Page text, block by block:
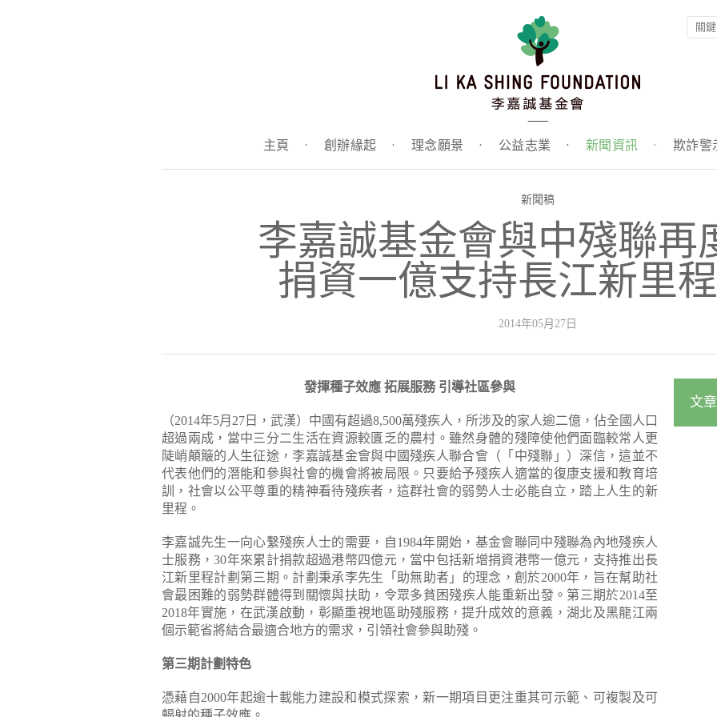
主頁 · 創辦緣起 · 理念願景 · 公益志業 · 新聞資訊 · 欺詐警
新聞稿
李嘉誠基金會與中殘聯再
捐資一億支持長江新里
2014年05月27日
發揮種子效應 拓展服務 引導社區參與
（2014年5月27日，武漢）中國有超過8,500萬殘疾人，所涉及的家人逾二億，佔全國人口
超過兩成，當中三分二生活在資源較匱乏的農村。雖然身體的殘障使他們面臨較常人更
陡峭顛簸的人生征途，李嘉誠基金會與中國殘疾人聯合會（「中殘聯」）深信，這並不
代表他們的潛能和參與社會的機會將被局限。只要給予殘疾人適當的復康支援和教育培
訓，社會以公平尊重的精神看待殘疾者，這群社會的弱勢人士必能自立，踏上人生的新
里程。
李嘉誠先生一向心繫殘疾人士的需要，自1984年開始，基金會聯同中殘聯為內地殘疾人
士服務，30年來累計捐款超過港幣四億元，當中包括新增捐資港幣一億元，支持推出長
江新里程計劃第三期。計劃秉承李先生「助無助者」的理念，創於2000年，旨在幫助社
會最困難的弱勢群體得到關懷與扶助，令眾多貧困殘疾人能重新出發。第三期於2014至
2018年實施，在武漢啟動，彰顯重視地區助殘服務，提升成效的意義，湖北及黑龍江兩
個示範省將結合最適合地方的需求，引領社會參與助殘。
第三期計劃特色
憑藉自2000年起逾十載能力建設和模式探索，新一期項目更注重其可示範、可複製及可
文